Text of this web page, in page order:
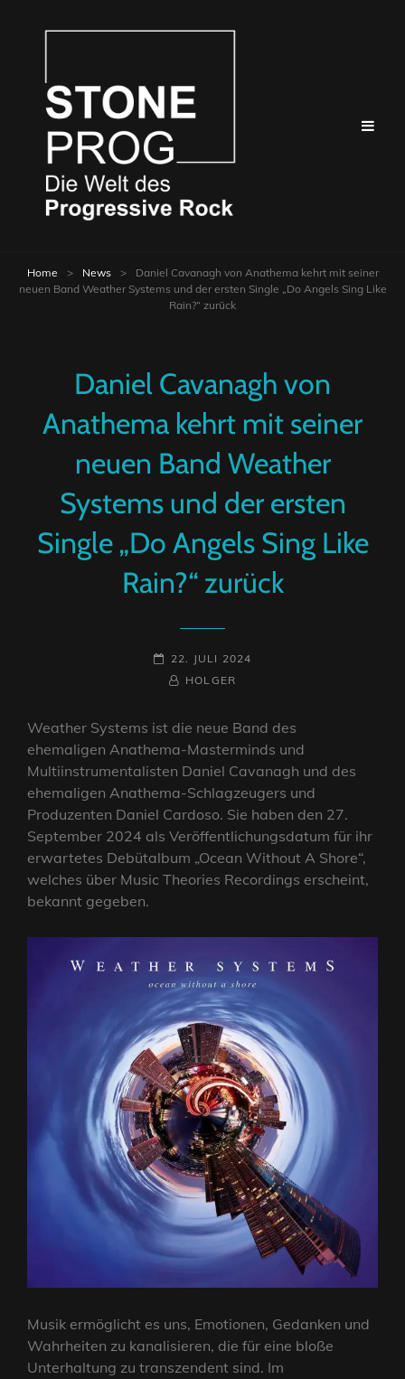
Home > News >
Daniel Cavanagh von Anathema kehrt mit seiner
neuen Band Weather Systems und der ersten Single „Do Angels Sing Like
Rain?“ zurück
Daniel Cavanagh von
Anathema kehrt mit seiner
neuen Band Weather
Systems und der ersten
Single „Do Angels Sing Like
Rain?“ zurück
POSTED-
ON
22. JULI 2024
BY
BYLINEHOLGER
Weather Systems ist die neue Band des
ehemaligen Anathema-Masterminds und
Multiinstrumentalisten Daniel Cavanagh und des
ehemaligen Anathema-Schlagzeugers und
Produzenten Daniel Cardoso. Sie haben den 27.
September 2024 als Veröffentlichungsdatum für ihr
erwartetes Debütalbum „Ocean Without A Shore“,
welches über Music Theories Recordings erscheint,
bekannt gegeben.
Musik ermöglicht es uns, Emotionen, Gedanken und
Wahrheiten zu kanalisieren, die für eine bloße
Unterhaltung zu transzendent sind. Im